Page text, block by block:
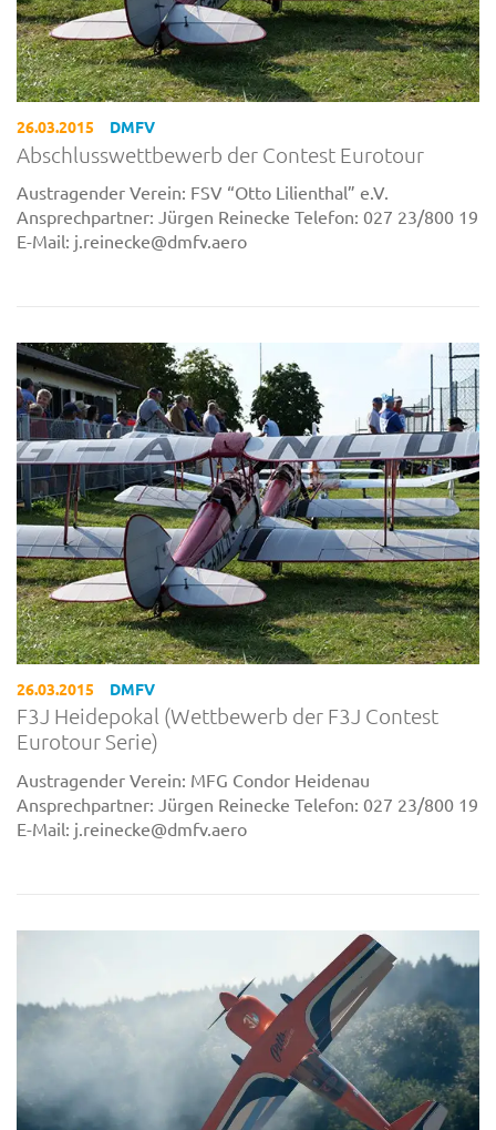
26.03.2015 DMFV
Abschlusswettbewerb der Contest Eurotour
Austragender Verein: FSV “Otto Lilienthal” e.V.
Ansprechpartner: Jürgen Reinecke Telefon: 027 23/800 19
E-Mail: j.reinecke@dmfv.aero
26.03.2015 DMFV
F3J Heidepokal (Wettbewerb der F3J Contest
Eurotour Serie)
Austragender Verein: MFG Condor Heidenau
Ansprechpartner: Jürgen Reinecke Telefon: 027 23/800 19
E-Mail: j.reinecke@dmfv.aero